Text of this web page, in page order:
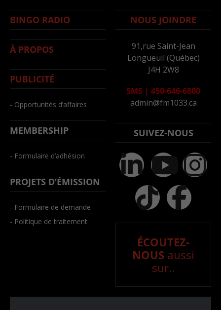
BINGO RADIO
À PROPOS
PUBLICITÉ
- Opportunités d’affaires
MEMBERSHIP
- Formulaire d’adhésion
PROJETS D’ÉMISSION
- Formulaire de demande
- Politique de traitement
NOUS JOINDRE
91,rue Saint-Jean
Longueuil (Québec)
J4H 2W8
SMS | 450-646-6800
admin@fm1033.ca
SUIVEZ-NOUS
ÉCOUTEZ-
NOUS aussi
sur..